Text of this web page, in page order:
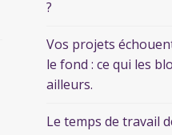
?
Vos projets
le fond : ce qui les
ailleurs.
Le temps de travail